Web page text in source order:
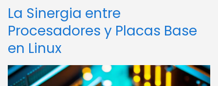
La Sinergia entre
Procesadores y Placas Base
en Linux